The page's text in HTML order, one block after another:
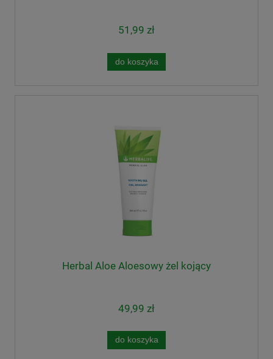
51,99 zł
do koszyka
Herbal Aloe Aloesowy żel kojący
49,99 zł
do koszyka